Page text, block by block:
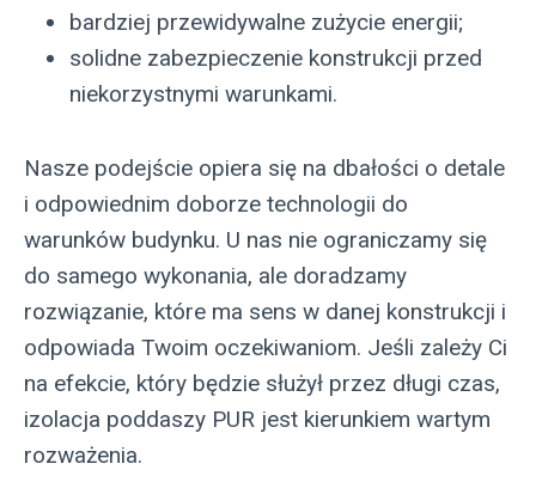
bardziej przewidywalne zużycie energii;
solidne zabezpieczenie konstrukcji przed
niekorzystnymi warunkami.
Nasze podejście opiera się na dbałości o detale
i odpowiednim doborze technologii do
warunków budynku. U nas nie ograniczamy się
do samego wykonania, ale doradzamy
rozwiązanie, które ma sens w danej konstrukcji i
odpowiada Twoim oczekiwaniom. Jeśli zależy Ci
na efekcie, który będzie służył przez długi czas,
izolacja poddaszy PUR jest kierunkiem wartym
rozważenia.